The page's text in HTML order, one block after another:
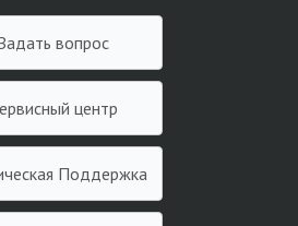
Задать вопрос
Сервисный центр
Техническая Поддержка